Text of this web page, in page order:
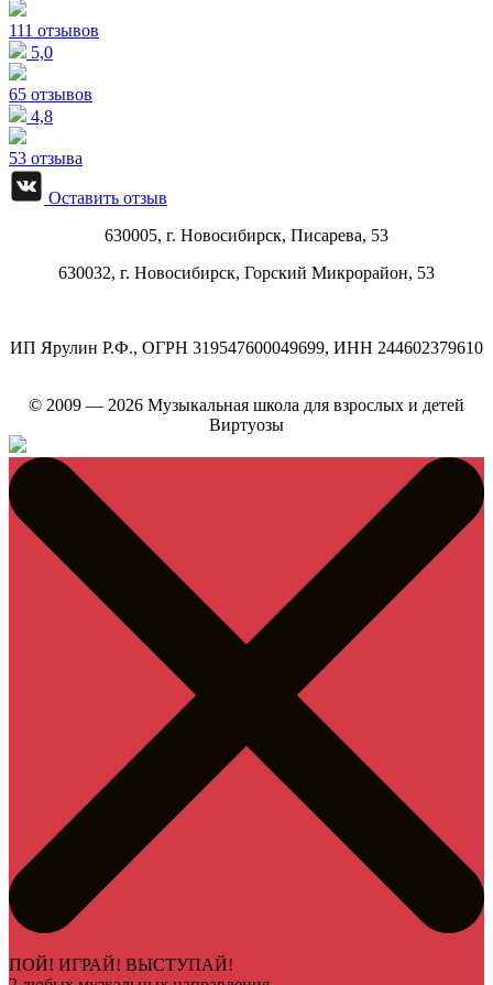
111 отзывов
5,0
65 отзывов
4,8
53 отзыва
Оставить отзыв
630005, г. Новосибирск, Писарева, 53
630032, г. Новосибирск, Горский Микрорайон, 53
ИП Ярулин Р.Ф., ОГРН 319547600049699, ИНН 244602379610
© 2009 — 2026 Музыкальная школа для взрослых и детей
Виртуозы
ПОЙ! ИГРАЙ! ВЫСТУПАЙ!